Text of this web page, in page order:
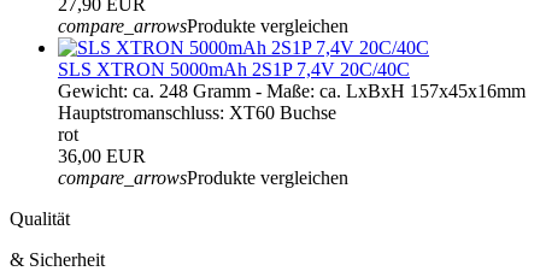
compare_arrowsProdukte vergleichen
SLS XTRON 5000mAh 2S1P 7,4V 20C/40C
Gewicht: ca. 248 Gramm - Maße: ca. LxBxH 157x45x16mm
Hauptstromanschluss: XT60 Buchse
rot
36,00 EUR
compare_arrowsProdukte vergleichen
Qualität
& Sicherheit